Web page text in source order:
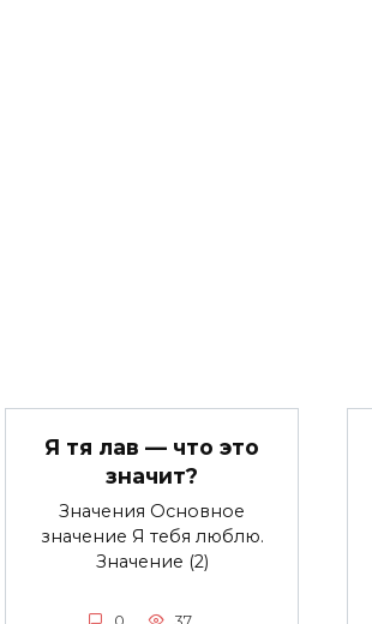
Я тя лав — что это
значит?
Значения Основное
значение Я тебя люблю.
Значение (2)